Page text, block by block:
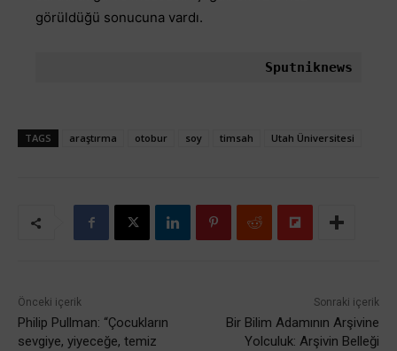
görüldüğü sonucuna vardı.
Sputniknews
TAGS araştırma otobur soy timsah Utah Üniversitesi
Önceki içerik
Philip Pullman: “Çocukların
sevgiye, yiyeceğe, temiz
Sonraki içerik
Bir Bilim Adamının Arşivine
Yolculuk: Arşivin Belleği